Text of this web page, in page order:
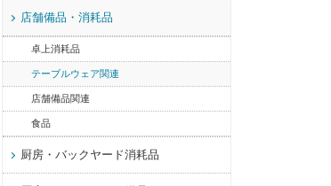
店舗備品・消耗品
卓上消耗品
テーブルウェア関連
店舗備品関連
食品
厨房・バックヤード消耗品